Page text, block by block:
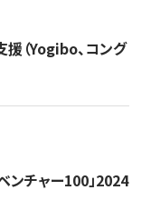
（Yogibo、コング
ンチャー100」2024